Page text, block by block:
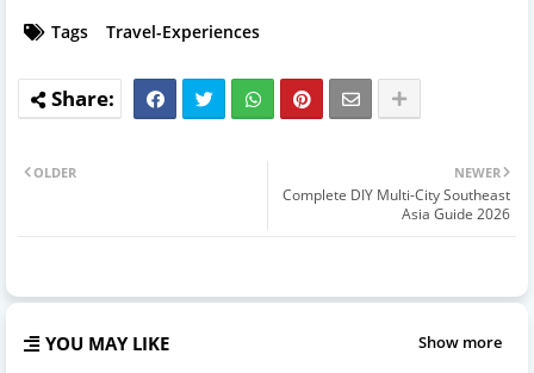
Tags Travel-Experiences
NEWER
Complete DIY Multi-City Southeast
Asia Guide 2026
OLDER
YOU MAY LIKE Show more